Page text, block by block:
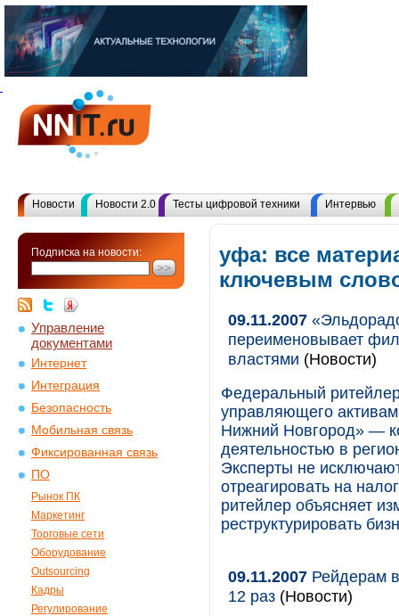
Новости Новости 2.0 Тесты цифровой техники Интервью
Подписка на новости:
Управление
документами
Интернет
Интеграция
Безопасность
Мобильная связь
Фиксированная связь
ПО
Рынок ПК
Маркетинг
Торговые сети
Оборудование
Outsourcing
Кадры
Регулирование
уфа: все
ключевым
09.11.2007
переименовывает
властями (Новости)
Федеральный
управляющего
Нижний Новгород» —
деятельностью в
Эксперты не
отреагировать на
ритейлер объясняет
реструктурировать
09.11.2007 Рейдерам
12 раз (Новости)